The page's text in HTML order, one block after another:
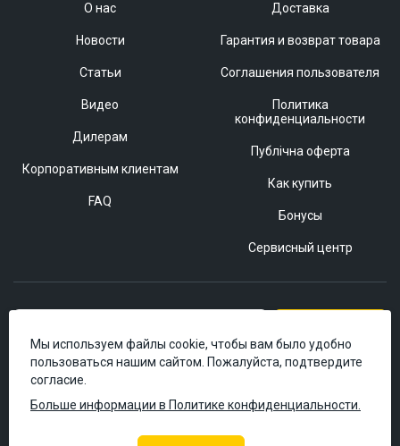
О нас
Новости
Статьи
Видео
Дилерам
Корпоративным клиентам
FAQ
Доставка
Гарантия и возврат товара
Соглашения пользователя
Политика
конфиденциальности
Публічна оферта
Как купить
Бонусы
Сервисный центр
Мы используем файлы cookie, чтобы вам было удобно
пользоваться нашим сайтом. Пожалуйста, подтвердите
согласие.
Больше информации в Политике конфиденциальности.